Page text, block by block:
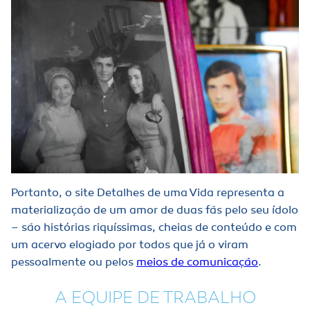
Portanto, o site Detalhes de uma Vida representa a
materialização de um amor de duas fãs pelo seu ídolo
– são histórias riquíssimas, cheias de conteúdo e com
um acervo elogiado por todos que já o viram
pessoalmente ou pelos meios de comunicação.
A EQUIPE DE TRABALHO